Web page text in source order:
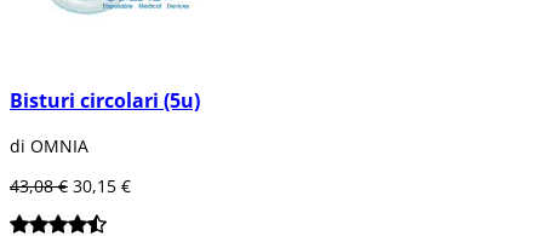
Bisturi circolari (5u)
di OMNIA
43,08 € 30,15 €